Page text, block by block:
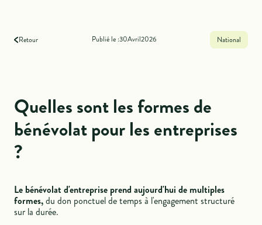
Retour Publié le :30Avril2026 National
Quelles sont les formes de
bénévolat pour les entreprises
?
Le bénévolat d'entreprise prend aujourd'hui de multiples
formes,du don ponctuel de temps à l'engagement structuré
sur la durée.